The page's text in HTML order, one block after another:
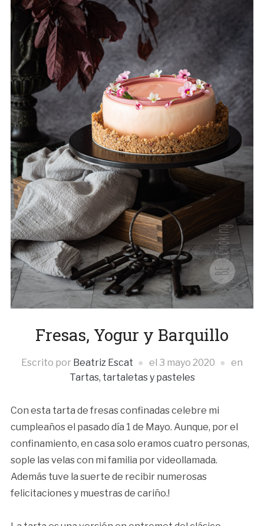
Fresas, Yogur y Barquillo
Escrito por Beatriz Escat el 3 mayo 2020
en
Tartas, tartaletas y pasteles
Con esta tarta de fresas confinadas celebre mi
cumpleaños el pasado día 1 de Mayo. Aunque, por el
confinamiento, en casa solo eramos cuatro personas,
sople las velas con mi familia por videollamada.
Además tuve la suerte de recibir numerosas
felicitaciones y muestras de cariño.!